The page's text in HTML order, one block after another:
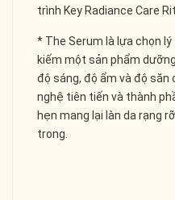
trình Key Radiance Care
* The Serum là lựa chọn
kiếm một sản phẩm
độ sáng, độ ẩm và độ săn
nghệ tiên tiến và thành
hẹn mang lại làn da rạng
trong.